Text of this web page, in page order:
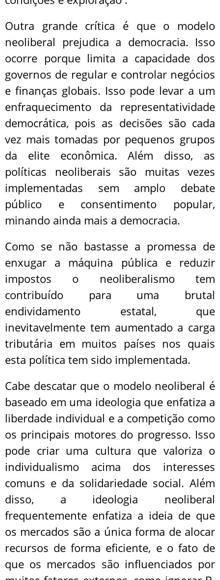
Outra grande crítica é que o modelo
neoliberal prejudica a democracia. Isso
ocorre porque limita a capacidade dos
governos de regular e controlar negócios
e finanças globais. Isso pode levar a um
enfraquecimento da representatividade
democrática, pois as decisões são cada
vez mais tomadas por pequenos grupos
da elite econômica. Além disso, as
políticas neoliberais são muitas vezes
implementadas sem amplo debate
público e consentimento popular,
minando ainda mais a democracia.
Como se não bastasse a promessa de
enxugar a máquina pública e reduzir
impostos o neoliberalismo tem
contribuído para uma brutal
endividamento estatal, que
inevitavelmente tem aumentado a carga
tributária em muitos países nos quais
esta política tem sido implementada.
Cabe descatar que o modelo neoliberal é
baseado em uma ideologia que enfatiza a
liberdade individual e a competição como
os principais motores do progresso. Isso
pode criar uma cultura que valoriza o
individualismo acima dos interesses
comuns e da solidariedade social. Além
disso, a ideologia neoliberal
frequentemente enfatiza a ideia de que
os mercados são a única forma de alocar
recursos de forma eficiente, e o fato de
que os mercados são influenciados por